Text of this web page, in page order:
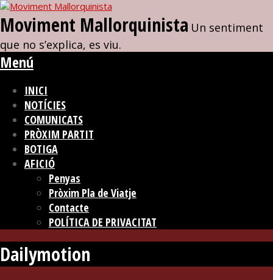
Moviment Mallorquinista Un sentiment
que no s’explica, es viu.
Menú
INICI
NOTÍCIES
COMUNICATS
PRÒXIM PARTIT
BOTIGA
AFICIÓ
Penyas
Pròxim Pla de Viatje
Contacte
POLÍTICA DE PRIVACITAT
Dailymotion